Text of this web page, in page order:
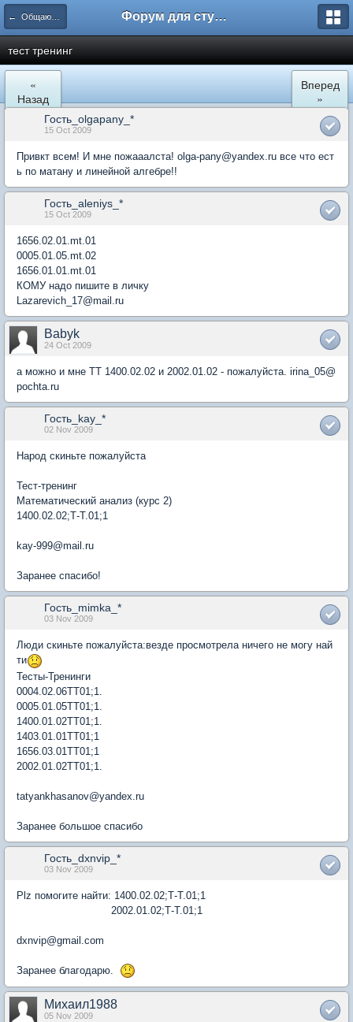
← Общаются экономисты Форум для студента СГА
тест тренинг
«
Назад
Вперед
»
Гость_olgapany_*
15 Oct 2009
Привкт всем! И мне пожааалста! olga-pany@yandex.ru все что ест
ь по матану и линейной алгебре!!
Гость_aleniys_*
15 Oct 2009
1656.02.01.mt.01
0005.01.05.mt.02
1656.01.01.mt.01
КОМУ надо пишите в личку
Lazarevich_17@mail.ru
Babyk
24 Oct 2009
а можно и мне ТТ 1400.02.02 и 2002.01.02 - пожалуйста. irina_05@
pochta.ru
Гость_kay_*
02 Nov 2009
Народ скиньте пожалуйста
Тест-тренинг
Математический анализ (курс 2)
1400.02.02;Т-Т.01;1
kay-999@mail.ru
Заранее спасибо!
Гость_mimka_*
03 Nov 2009
Люди скиньте пожалуйста:везде просмотрела ничего не могу най
ти
Тесты-Тренинги
0004.02.06ТТ01;1.
0005.01.05ТТ01;1.
1400.01.02ТТ01;1.
1403.01.01ТТ01;1
1656.03.01ТТ01;1
2002.01.02ТТ01;1.
tatyankhasanov@yandex.ru
Заранее большое спасибо
Гость_dxnvip_*
03 Nov 2009
Plz помогите найти: 1400.02.02;Т-Т.01;1
2002.01.02;Т-Т.01;1
dxnvip@gmail.com
Заранее благодарю.
Михаил1988
05 Nov 2009